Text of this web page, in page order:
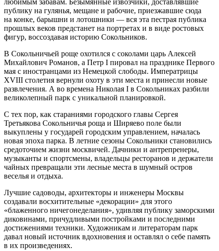
любимым забавам. Безымянные извозчики, доставлявшие
публику на гулянья, мещане и рабочие, приезжавшие сюда
на конке, барышни и лотошники — вся эта пестрая публика
прошлых веков предстанет на портретах и в виде ростовых
фигур, воссоздавая историю Сокольников.
В Сокольничьей роще охотился с соколами царь Алексей
Михайлович Романов, а Петр I пировал на празднике Первого
мая с иностранцами из Немецкой слободы. Императрицы
XVIII столетия вернули охоту в эти места и принесли новые
развлечения. А во времена Николая I в Сокольниках разбили
великолепный парк с уникальной планировкой.
С тех пор, как стараниями городского главы Сергея
Третьякова Сокольничья роща и Ширяево поле были
выкуплены у государей городским управлением, началась
новая эпоха парка. В летние сезоны Сокольники становились
средоточием жизни москвичей. Дачники и антрепренеры,
музыканты и спортсмены, владельцы ресторанов и держатели
чайных превращали эти лесные места в шумный остров
веселья и отдыха.
Лучшие садоводы, архитекторы и инженеры Москвы
создавали восхитительные «декорации» для этого
«блаженного ничегонеделания», удивляя публику заморскими
диковинами, причудливыми постройками и последними
достижениями техники. Художникам и литераторам парк
давал новый источник вдохновения и оставлял о себе память
в их произведениях.